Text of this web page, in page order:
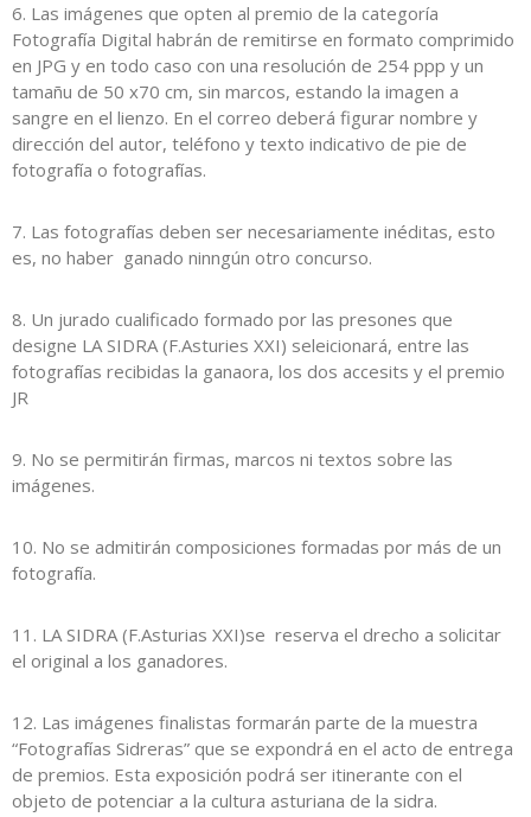
6. Las imágenes que opten al premio de la categoría
Fotografía Digital habrán de remitirse en formato comprimido
en JPG y en todo caso con una resolución de 254 ppp y un
tamañu de 50 x70 cm, sin marcos, estando la imagen a
sangre en el lienzo. En el correo deberá figurar nombre y
dirección del autor, teléfono y texto indicativo de pie de
fotografía o fotografías.
7. Las fotografías deben ser necesariamente inéditas, esto
es, no haber ganado ninngún otro concurso.
8. Un jurado cualificado formado por las presones que
designe LA SIDRA (F.Asturies XXI) seleicionará, entre las
fotografías recibidas la ganaora, los dos accesits y el premio
JR
9. No se permitirán firmas, marcos ni textos sobre las
imágenes.
10. No se admitirán composiciones formadas por más de un
fotografía.
11. LA SIDRA (F.Asturias XXI)se reserva el drecho a solicitar
el original a los ganadores.
12. Las imágenes finalistas formarán parte de la muestra
“Fotografías Sidreras” que se expondrá en el acto de entrega
de premios. Esta exposición podrá ser itinerante con el
objeto de potenciar a la cultura asturiana de la sidra.